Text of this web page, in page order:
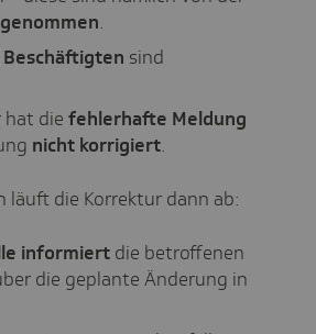
.
Beschäftigten sind
hat die fehlerhafte Meldung
nicht korrigiert.
läuft die Korrektur dann ab:
informiert die betroffenen
die geplante Änderung in